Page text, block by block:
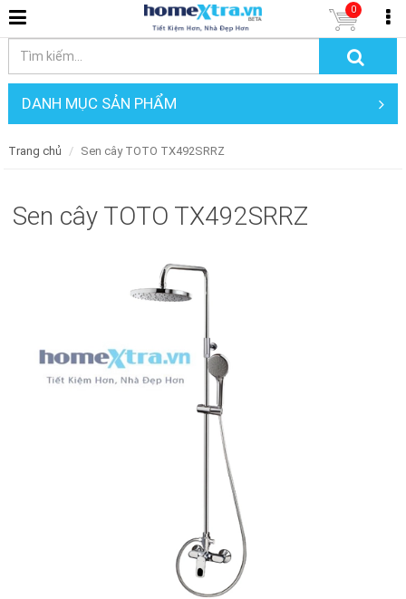
0
DANH MỤC SẢN PHẨM
Trang chủ Sen cây TOTO TX492SRRZ
Sen cây TOTO TX492SRRZ